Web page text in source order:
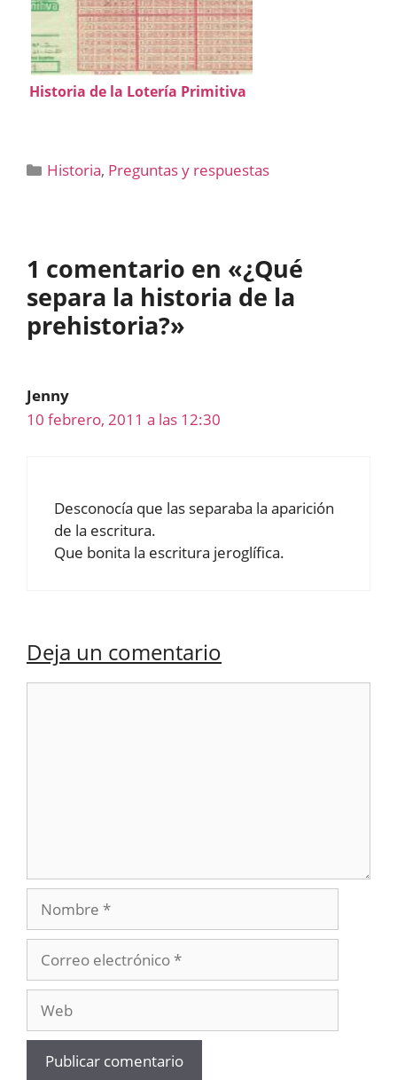
Historia de la Lotería Primitiva
Categorías
Historia, Preguntas y respuestas
1 comentario en «¿Qué
separa la historia de la
prehistoria?»
Jenny
10 febrero, 2011 a las 12:30
Desconocía que las separaba la aparición
de la escritura.
Que bonita la escritura jeroglífica.
Deja un comentario
Nombre
electrónico